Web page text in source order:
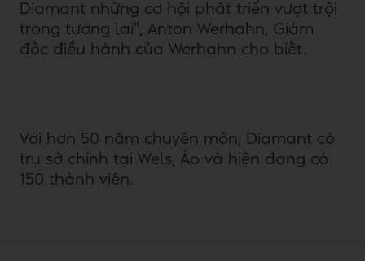
Diamant những cơ hội phát triển vượt trội
trong tương lai", Anton Werhahn, Giám
đốc điều hành của Werhahn cho biết.
Với hơn 50 năm chuyên môn, Diamant có
trụ sở chính tại Wels, Áo và hiện đang có
150 thành viên.